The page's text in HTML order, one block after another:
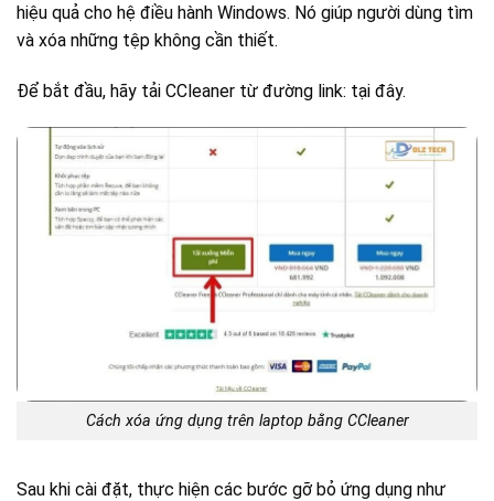
hiệu quả cho hệ điều hành Windows. Nó giúp người dùng tìm
và xóa những tệp không cần thiết.
Để bắt đầu, hãy tải CCleaner từ đường link: tại đây.
Cách xóa ứng dụng trên laptop bằng CCleaner
Sau khi cài đặt, thực hiện các bước gỡ bỏ ứng dụng như